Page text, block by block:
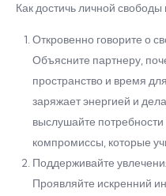
Как достичь личной свободы
Откровенно говорите о
Объясните партнеру,
пространство и время
заряжает энергией и
выслушайте
компромиссы, которые
Поддерживайте
Проявляйте искренний